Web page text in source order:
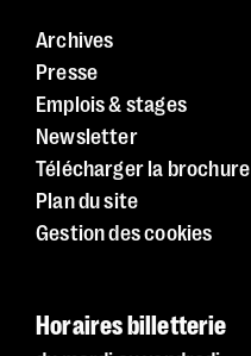
Taille du texte :
Archives
Presse
Emplois & stages
Newsletter
Télécharger la brochure
Plan du site
Gestion des cookies
Horaires billetterie